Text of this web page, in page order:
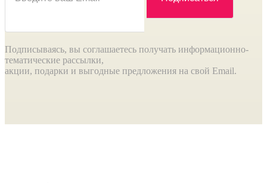
Подписываясь, вы соглашаетесь получать информационно-
тематические рассылки,
акции, подарки и выгодные предложения на свой Email.